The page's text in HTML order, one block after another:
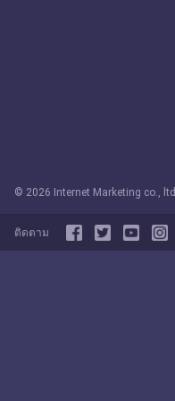
© 2026 Internet Marketing co., ltd
ติดตาม